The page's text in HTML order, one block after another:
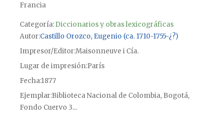
Francia
Categoría:Diccionarios y obras lexicográficas
Autor Castillo Orozco, Eugenio (ca. 1710-1755-¿?)
Impresor/Editor Maisonneuve i Cía.
Lugar de impresiónParís
Fecha1877
Ejemplar Biblioteca Nacional de Colombia, Bogotá,
Fondo Cuervo 3...